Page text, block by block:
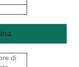
di